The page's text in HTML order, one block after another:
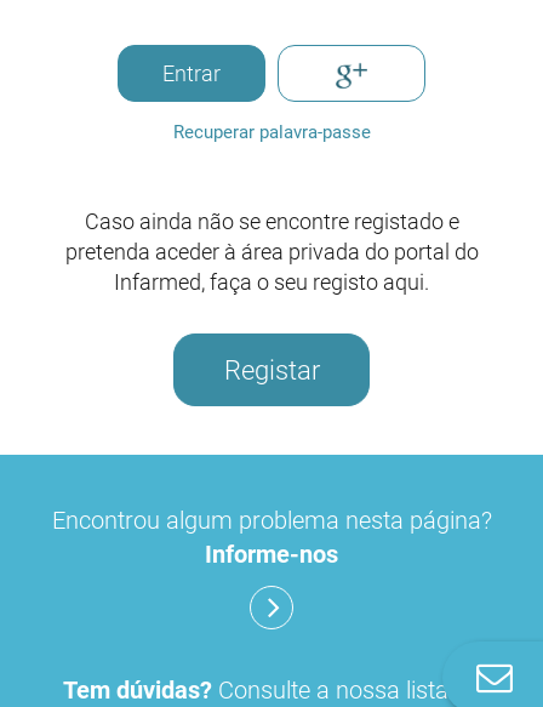
Entrar
Recuperar palavra-passe
Caso ainda não se encontre registado e
pretenda aceder à área privada do portal do
Infarmed, faça o seu registo aqui.
Registar
Encontrou algum problema nesta página?
Informe-nos
Tem dúvidas? Consulte a nossa lista de